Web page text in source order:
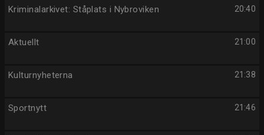
20:40
Kriminalarkivet: Ståplats i Nybroviken
21:00
Aktuellt
21:38
Kulturnyheterna
21:46
Sportnytt